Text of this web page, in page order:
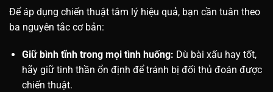
Để áp dụng chiến thuật tâm lý hiệu quả, bạn cần tuân theo
ba nguyên tắc cơ bản:
Giữ bình tĩnh trong mọi tình huống: Dù bài xấu hay tốt,
hãy giữ tinh thần ổn định để tránh bị đối thủ đoán được
chiến thuật.